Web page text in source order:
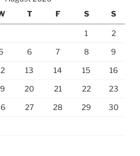
T F S S
1 2
6 7 8 9
13 14 15 16
20 21 22 23
27 28 29 30